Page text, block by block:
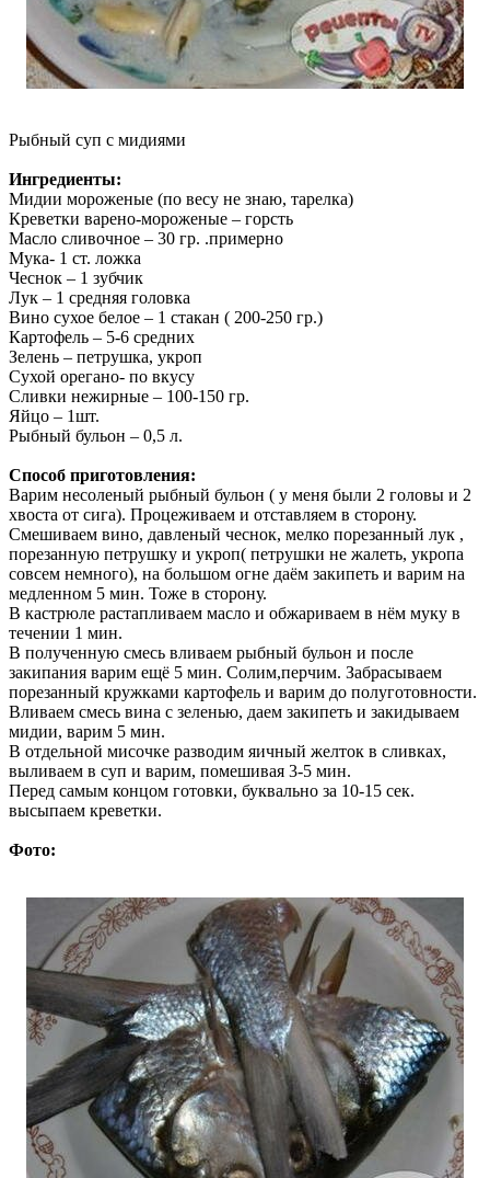
Рыбный суп с мидиями
Ингредиенты:
Мидии мороженые (по весу не знаю, тарелка)
Креветки варено-мороженые – горсть
Масло сливочное – 30 гр. .примерно
Мука- 1 ст. ложка
Чеснок – 1 зубчик
Лук – 1 средняя головка
Вино сухое белое – 1 стакан ( 200-250 гр.)
Картофель – 5-6 средних
Зелень – петрушка, укроп
Сухой орегано- по вкусу
Сливки нежирные – 100-150 гр.
Яйцо – 1шт.
Рыбный бульон – 0,5 л.
Способ приготовления:
Варим несоленый рыбный бульон ( у меня были 2 головы и 2
хвоста от сига). Процеживаем и отставляем в сторону.
Смешиваем вино, давленый чеснок, мелко порезанный лук ,
порезанную петрушку и укроп( петрушки не жалеть, укропа
совсем немного), на большом огне даём закипеть и варим на
медленном 5 мин. Тоже в сторону.
В кастрюле растапливаем масло и обжариваем в нём муку в
течении 1 мин.
В полученную смесь вливаем рыбный бульон и после
закипания варим ещё 5 мин. Солим,перчим. Забрасываем
порезанный кружками картофель и варим до полуготовности.
Вливаем смесь вина с зеленью, даем закипеть и закидываем
мидии, варим 5 мин.
В отдельной мисочке разводим яичный желток в сливках,
выливаем в суп и варим, помешивая 3-5 мин.
Перед самым концом готовки, буквально за 10-15 сек.
высыпаем креветки.
Фото: